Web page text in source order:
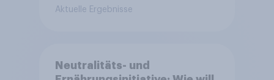
Aktuelle Ergebnisse
Neutralitäts- und